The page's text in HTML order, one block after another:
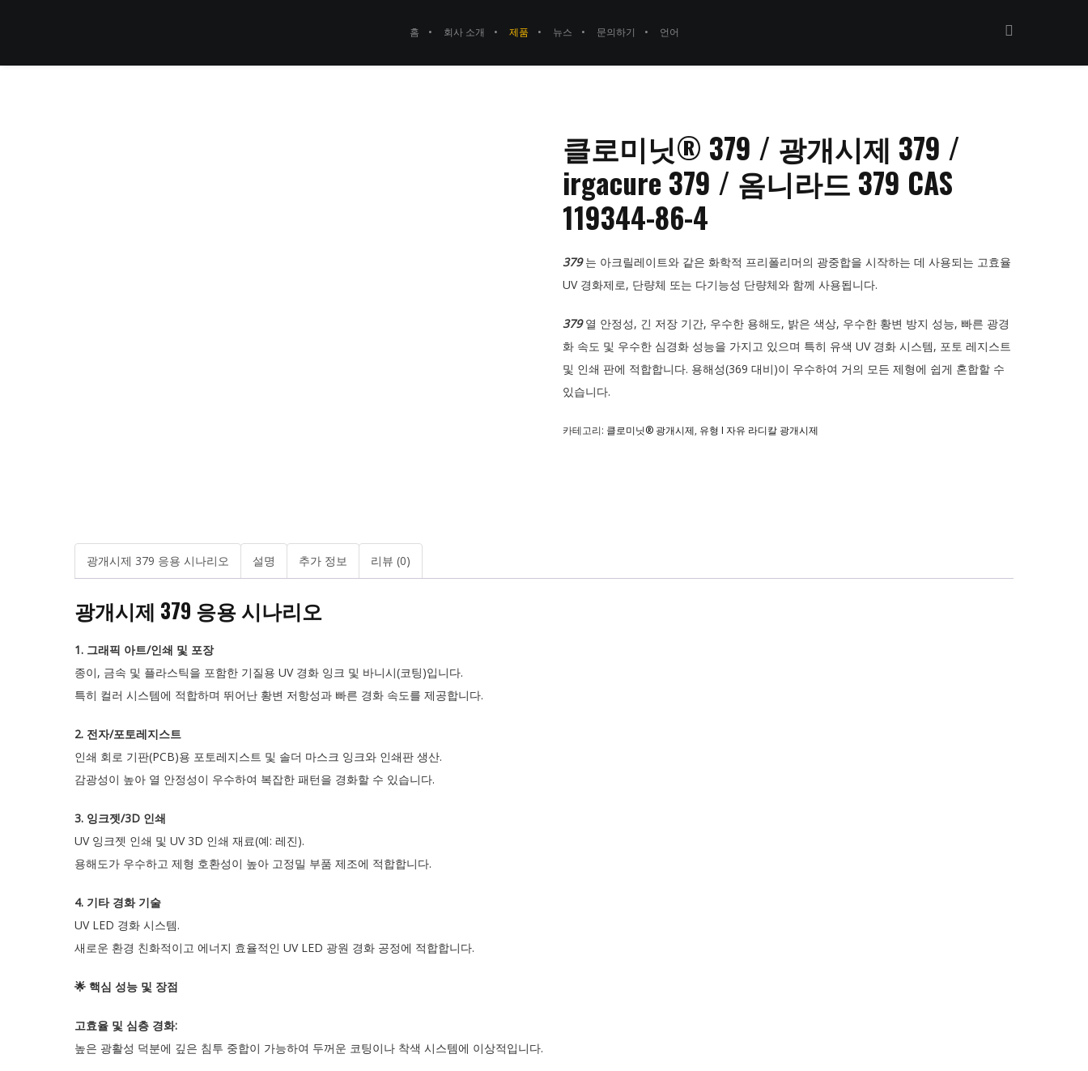
홈 회사 소개 제품 뉴스 문의하기 언어
클로미닛® 379 / 광개시제 379 /
irgacure 379 / 옴니라드 379 CAS
119344-86-4
379는 아크릴레이트와 같은 화학적 프리폴리머의 광중합을 시작하는 데 사용되는 고효율
UV 경화제로, 단량체 또는 다기능성 단량체와 함께 사용됩니다.
379 열 안정성, 긴 저장 기간, 우수한 용해도, 밝은 색상, 우수한 황변 방지 성능, 빠른 광경
화 속도 및 우수한 심경화 성능을 가지고 있으며 특히 유색 UV 경화 시스템, 포토 레지스트
및 인쇄 판에 적합합니다. 용해성(369 대비)이 우수하여 거의 모든 제형에 쉽게 혼합할 수
있습니다.
카테고리: 클로미닛® 광개시제, 유형 I 자유 라디칼 광개시제
광개시제 379 응용 시나리오 설명 추가 정보 리뷰 (0)
광개시제 379 응용 시나리오
1. 그래픽 아트/인쇄 및 포장
종이, 금속 및 플라스틱을 포함한 기질용 UV 경화 잉크 및 바니시(코팅)입니다.
특히 컬러 시스템에 적합하며 뛰어난 황변 저항성과 빠른 경화 속도를 제공합니다.
2. 전자/포토레지스트
인쇄 회로 기판(PCB)용 포토레지스트 및 솔더 마스크 잉크와 인쇄판 생산.
감광성이 높아 열 안정성이 우수하여 복잡한 패턴을 경화할 수 있습니다.
3. 잉크젯/3D 인쇄
UV 잉크젯 인쇄 및 UV 3D 인쇄 재료(예: 레진).
용해도가 우수하고 제형 호환성이 높아 고정밀 부품 제조에 적합합니다.
4. 기타 경화 기술
UV LED 경화 시스템.
새로운 환경 친화적이고 에너지 효율적인 UV LED 광원 경화 공정에 적합합니다.
🌟 핵심 성능 및 장점
고효율 및 심층 경화:
높은 광활성 덕분에 깊은 침투 중합이 가능하여 두꺼운 코팅이나 착색 시스템에 이상적입니다.